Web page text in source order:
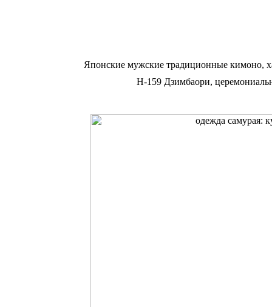
Японские мужские традиционные кимоно,
Н-159 Дзимбаори,